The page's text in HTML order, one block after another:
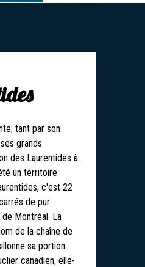
tant par son
grands
des Laurentides à
un territoire
c'est 22
de pur
Montréal. La
de la chaîne de
sa portion
canadien, elle-